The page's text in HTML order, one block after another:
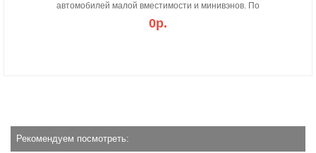
автомобилей малой вместимости и минивэнов. По
0р.
Рекомендуем посмотреть: